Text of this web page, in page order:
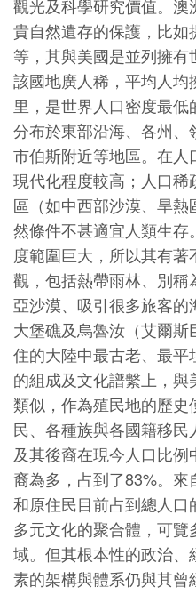
觀光及科學研究價值。
貴自然遺存的保護，比
等，其與美國是並列擁有
該國地廣人稀，平均人
里，是世界人口密度最
分布於東部沿海、各州
市伯斯附近等地區。在人
現代化程度較高；人口
區（如中西部沙漠、旱
然條件不甚適宜人類生
度範圍巨大，所以其有
觀，包括熱帶雨林、別
亞沙漠、吸引很多旅客
大堡礁及烏魯汝（艾爾
住的大陸中最古老、最平
的組成及文化譜繫上，
類似，作為殖民地的歷
民、各種族與各國籍移
及其後裔在現今人口比
裔為多，占到了83%。
和原住民目前占到總人
多元文化的聚合體，可
域。但其根本性的政治
素的架構與體系仍與其